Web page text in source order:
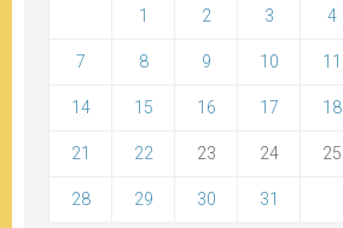
1 2 3 4
7 8 9 10 11
14 15 16 17 18
21 22 23 24 25
28 29 30 31